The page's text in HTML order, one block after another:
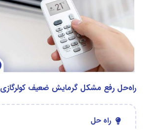
راه‌حل رفع مشکل گرمایش ضعیف کولرگازی
راه حل